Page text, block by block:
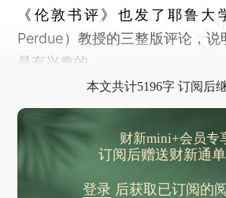
《伦敦书评》也发了耶鲁大
Perdue）教授的三整版评论，
是有兴趣的。
本文共计5196字 订阅后
财新mini+会员专
订阅后赠送财新通
登录后获取已订阅的